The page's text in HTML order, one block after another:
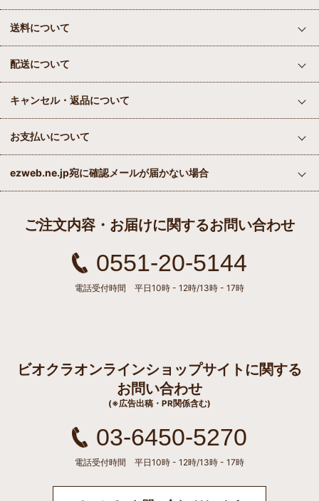
送料について
配送について
キャンセル・返品について
お支払いについて
ezweb.ne.jp宛に確認メールが届かない場合
ご注文内容・お届けに関するお問い合わせ
0551-20-5144
電話受付時間 平日10時 - 12時/13時 - 17時
ビオクラオンラインショップサイトに関する
お問い合わせ
(※広告出稿・PR関係含む)
03-6450-5270
電話受付時間 平日10時 - 12時/13時 - 17時